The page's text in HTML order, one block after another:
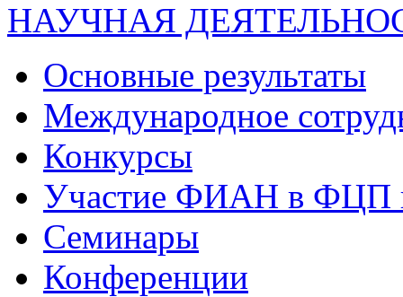
НАУЧНАЯ
Основные результаты
Международное
Конкурсы
Участие ФИАН в ФЦП
Семинары
Конференции